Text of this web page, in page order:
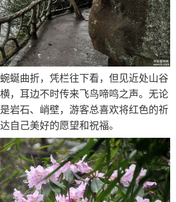
是每年高考中考的时候，很多家长会
专程来五雷山状元门下走一走，沾点
好前程。